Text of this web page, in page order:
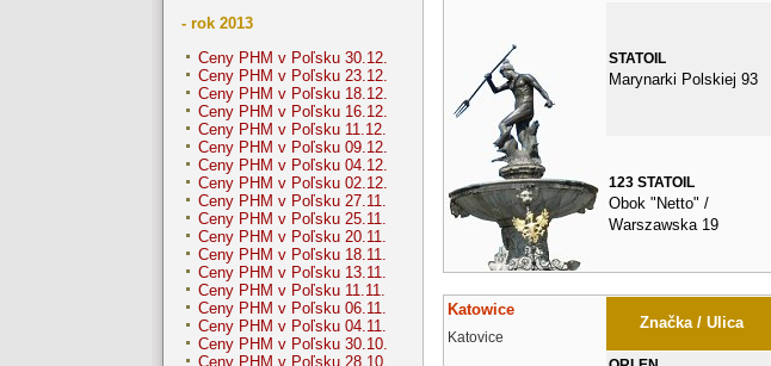
- rok 2013
Ceny PHM v Poľsku 30.12.
Ceny PHM v Poľsku 23.12.
Ceny PHM v Poľsku 18.12.
Ceny PHM v Poľsku 16.12.
Ceny PHM v Poľsku 11.12.
Ceny PHM v Poľsku 09.12.
Ceny PHM v Poľsku 04.12.
Ceny PHM v Poľsku 02.12.
Ceny PHM v Poľsku 27.11.
Ceny PHM v Poľsku 25.11.
Ceny PHM v Poľsku 20.11.
Ceny PHM v Poľsku 18.11.
Ceny PHM v Poľsku 13.11.
Ceny PHM v Poľsku 11.11.
Ceny PHM v Poľsku 06.11.
Ceny PHM v Poľsku 04.11.
Ceny PHM v Poľsku 30.10.
Ceny PHM v Poľsku 28.10.
STATOIL
Marynarki Polskiej 93
123 STATOIL
Obok "Netto" /
Warszawska 19
Katowice
Značka / Ulica
Katovice